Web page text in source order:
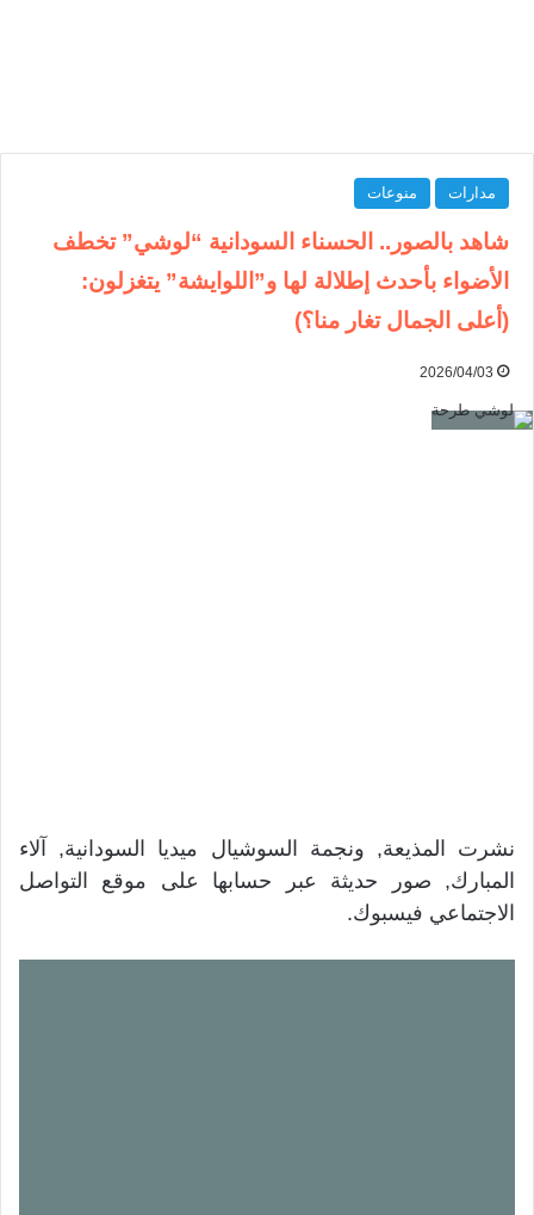
مدارات منوعات
شاهد بالصور.. الحسناء السودانية “لوشي” تخطف
الأضواء بأحدث إطلالة لها و”اللوايشة” يتغزلون:
(أعلى الجمال تغار منا؟)
2026/04/03
نشرت المذيعة, ونجمة السوشيال ميديا السودانية, آلاء
المبارك, صور حديثة عبر حسابها على موقع التواصل
الاجتماعي فيسبوك.